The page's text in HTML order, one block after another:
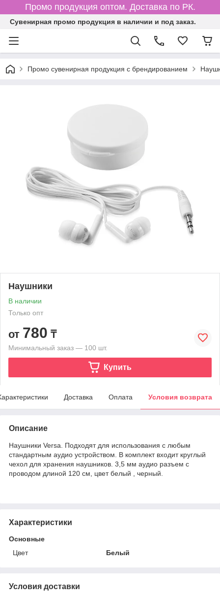
Промо продукция оптом. Доставка по РК.
Cувенирная промо продукция в наличии и под заказ.
Промо сувенирная продукция с брендированием
Наушники
В наличии
Только опт
от 780 ₸
Минимальный заказ — 100 шт.
Купить
Доставка Оплата Условия возврата
Описание
Наушники Versa. Подходят для использования с любым
стандартным аудио устройством. В комплект входит круглый
чехол для хранения наушников. 3,5 мм аудио разъем с
проводом длиной 120 см, цвет белый , черный.
Характеристики
Основные
Цвет
Белый
Условия доставки